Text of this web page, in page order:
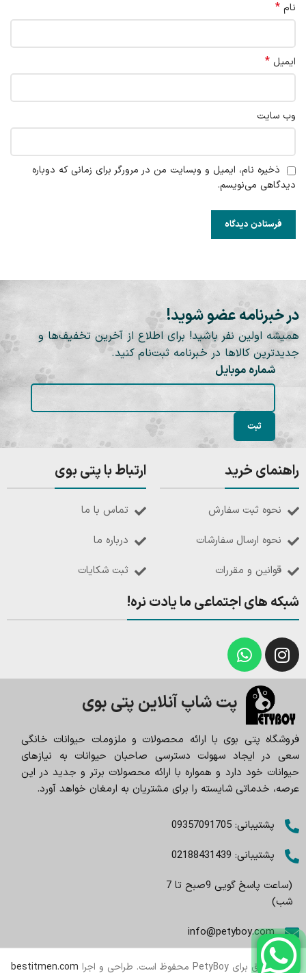
نام *
ایمیل *
وب‌ سایت
ذخیره نام، ایمیل و وبسایت من در مرورگر برای زمانی که دوباره
دیدگاهی می‌نویسم.
در خبرنامه عضو شوید!
همیشه اولین نفر باشید! برای اطلاع از آخرین تخفیف‌ها و
جدیدترین کالاها در خبرنامه ثبت‌نام کنید.
شماره موبایل
راهنمای خرید
نحوه ثبت سفارش
نحوه ارسال سفارشات
قوانین و مقررات
ارتباط با پتی بوی
تماس با ما
درباره ما
ثبت شکایات
شبکه های اجتماعی ما یادت نره!
پت شاپ آنلاین پتی بوی
فروشگاه پتی بوی با ارائه محصولات و ملزومات حیوانات خانگی
سعی در ایجاد سهولت دسترسی صاحبان حیوانات به نیازهای
حیوانات خود دارد و همواره با ارائه محصولات برتر و جدید در این
عرصه، خدماتی شایسته را برای مشتریان به ارمغان خواهد آورد.
پشتیبانی: 09357091705
پشتیبانی: 02188431439
(ساعت پاسخ گویی 9صبح تا 7
شب)
info@petyboy.com
تمام حقوق برای PetyBoy محفوظ است. طراحی و اجرا bestitmen.com